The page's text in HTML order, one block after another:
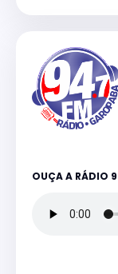
OUÇA A RÁDIO